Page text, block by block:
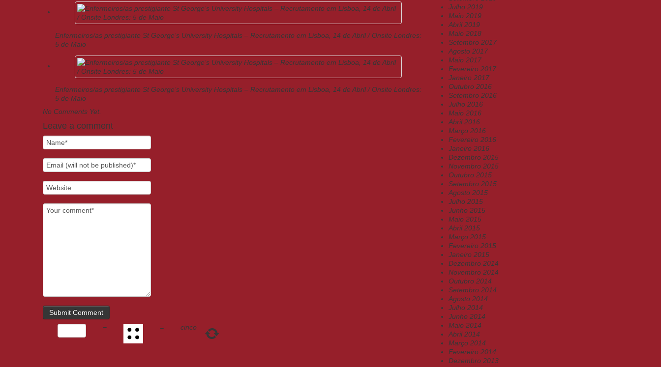
Enfermeiros/as prestigiante St George’s University Hospitals – Recrutamento em Lisboa, 14 de Abril / Onsite Londres:
5 de Maio
Enfermeiros/as prestigiante St George’s University Hospitals – Recrutamento em Lisboa, 14 de Abril / Onsite Londres:
5 de Maio
No Comments Yet.
Leave a comment
− = cinco
Julho 2019
Maio 2019
Abril 2019
Maio 2018
Setembro 2017
Agosto 2017
Maio 2017
Fevereiro 2017
Janeiro 2017
Outubro 2016
Setembro 2016
Julho 2016
Maio 2016
Abril 2016
Março 2016
Fevereiro 2016
Janeiro 2016
Dezembro 2015
Novembro 2015
Outubro 2015
Setembro 2015
Agosto 2015
Julho 2015
Junho 2015
Maio 2015
Abril 2015
Março 2015
Fevereiro 2015
Janeiro 2015
Dezembro 2014
Novembro 2014
Outubro 2014
Setembro 2014
Agosto 2014
Julho 2014
Junho 2014
Maio 2014
Abril 2014
Março 2014
Fevereiro 2014
Dezembro 2013